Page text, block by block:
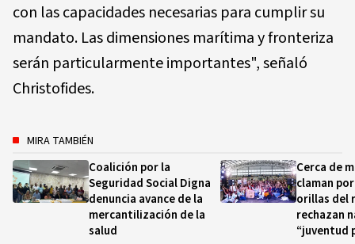
con las capacidades necesarias para cumplir su
mandato. Las dimensiones marítima y fronteriza
serán particularmente importantes", señaló
Christofides.
MIRA TAMBIÉN
Coalición por la
Seguridad Social Digna
denuncia avance de la
mercantilización de la
salud
Cerca de
claman
orillas del
rechazan
“juventud